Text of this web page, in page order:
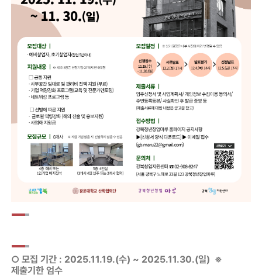
○ 모집 기간 : 2025.11.19.(수) ~ 2025.11.30.(일) ※
제출기한 엄수